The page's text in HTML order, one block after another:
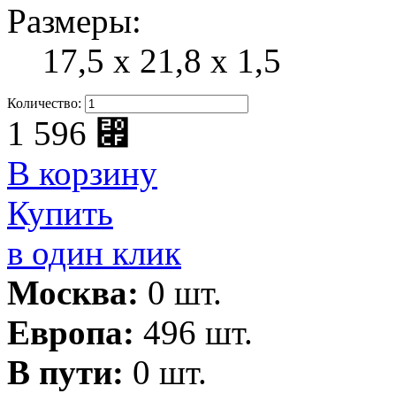
Размеры:
17,5 х 21,8 х 1,5
Количество:
1 596 ⃏
В корзину
Купить
в один клик
Москва: 0 шт.
Европа: 496 шт.
В пути: 0 шт.